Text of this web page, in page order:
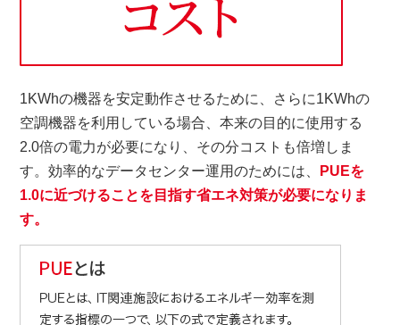
1KWhの機器を安定動作させるために、さらに1KWhの
空調機器を利用している場合、本来の目的に使用する
2.0倍の電力が必要になり、その分コストも倍増しま
す。効率的なデータセンター運用のためには、
PUEを
1.0に近づけることを目指す省エネ対策が必要になりま
す。